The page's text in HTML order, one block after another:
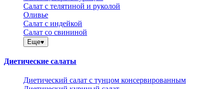
Салат с телятиной и руколой
Оливье
Салат с индейкой
Салат со свининой
Еще
Диетические салаты
Диетический салат с тунцом консервированным